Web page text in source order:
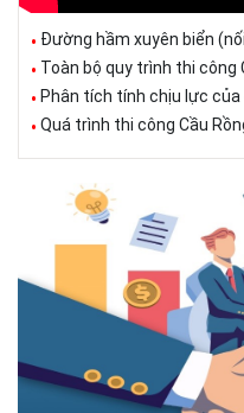
Đường hầm xuyên biển
Toàn bộ quy trình thi công
Phân tích tính chịu lực của
Quá trình thi công Cầu